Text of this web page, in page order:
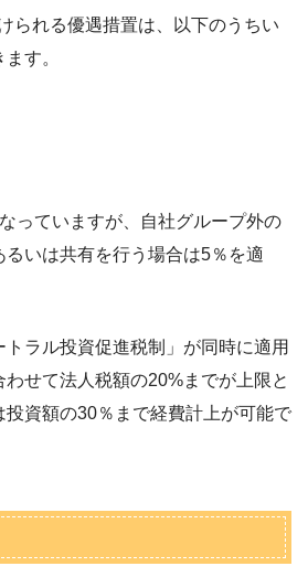
られる優遇措置は、以下のうちい
す。
っていますが、自社グループ外の
いは共有を行う場合は5％を適
トラル投資促進税制」が同時に適用
せて法人税額の20%までが上限と
投資額の30％まで経費計上が可能で